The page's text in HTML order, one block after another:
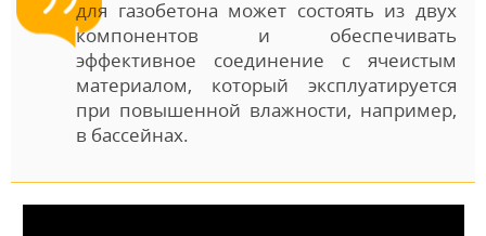
для газобетона может состоять из двух
компонентов и обеспечивать
эффективное соединение с ячеистым
материалом, который эксплуатируется
при повышенной влажности, например,
в бассейнах.